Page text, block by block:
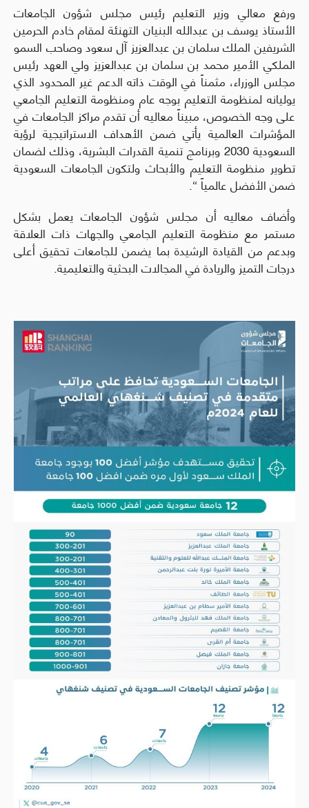
ورفع معالي وزير التعليم رئيس مجلس شؤون الجامعات
الأستاذ يوسف بن عبدالله البنيان التهنئة لمقام خادم الحرمين
الشريفين الملك سلمان بن عبدالعزيز آل سعود وصاحب السمو
الملكي الأمير محمد بن سلمان بن عبدالعزيز ولي العهد رئيس
مجلس الوزراء، مثمناً في الوقت ذاته الدعم غير المحدود الذي
يوليانه لمنظومة التعليم بوجه عام ومنظومة التعليم الجامعي
على وجه الخصوص، مبيناً معاليه أن تقدم مراكز الجامعات في
المؤشرات العالمية يأتي ضمن الأهداف الاستراتيجية لرؤية
السعودية 2030 وبرنامج تنمية القدرات البشرية، وذلك لضمان
تطوير منظومة التعليم والأبحاث ولتكون الجامعات السعودية
ضمن الأفضل عالمياً “.
وأضاف معاليه أن مجلس شؤون الجامعات يعمل بشكل
مستمر مع منظومة التعليم الجامعي والجهات ذات العلاقة
وبدعم من القيادة الرشيدة بما يضمن للجامعات تحقيق أعلى
درجات التميز والريادة في المجالات البحثية والتعليمية.